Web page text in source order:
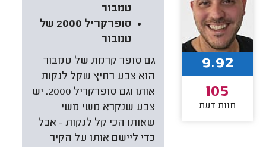
טמבור
סופרקריל 2000 של
טמבור
גם סופר קרמת של טמבור
הוא צבע רחיץ שקל לנקות
אותו וגם סופרקריל 2000. יש
צבע שנקרא משי משי
שאותו הכי קל לנקות - אבל
כדי ליישם אותו על הקיר
9.92
105
חוות דעת